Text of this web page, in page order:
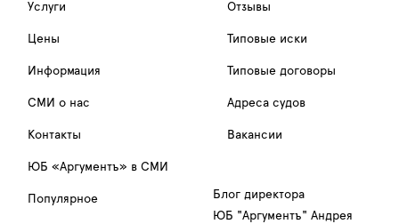
Услуги
Цены
Информация
СМИ о нас
Контакты
Отзывы
Типовые иски
Типовые договоры
Адреса судов
Вакансии
ЮБ «Аргументъ» в СМИ
Популярное
Блог директора
ЮБ "Аргументъ" Андрея